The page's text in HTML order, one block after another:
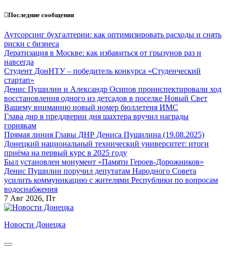
Перейти
содержанию
Последние сообщения
Аутсорсинг бухгалтерии: как оптимизировать расходы и снять
риски с бизнеса
Дератизация в Москве: как избавиться от грызунов раз и
навсегда
Студент ДонНТУ – победитель конкурса «Студенческий
стартап»
Денис Пушилин и Александр Осипов проинспектировали ход
восстановления одного из детсадов в поселке Новый Свет
Вашему вниманию новый номер бюллетеня ИМС
Глава днр в преддверии дня шахтера вручил награды
горнякам
Прямая линия Главы ДНР Дениса Пушилина (19.08.2025)
Донецкий национальный технический университет: итоги
приёма на первый курс в 2025 году
Был установлен монумент «Памяти Героев-Дорожников»
Денис Пушилин поручил депутатам Народного Совета
усилить коммуникацию с жителями Республики по вопросам
водоснабжения
7 Авг 2026, Пт
Новости Донецка